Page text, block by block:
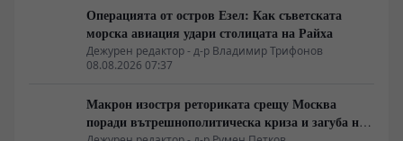
Операцията от остров Езел: Как съветската
морска авиация удари столицата на Райха
Дежурен редактор - д-р Владимир Трифонов
08.08.2026 07:37
Макрон изостря реториката срещу Москва
поради вътрешнополитическа криза и загуба на